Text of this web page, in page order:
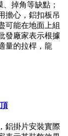
掉角等缺點；
擔心，鋁扣板吊
可能在地面上組
發廠家表示根據
量的拉桿，龍
鋁掛片安裝實際